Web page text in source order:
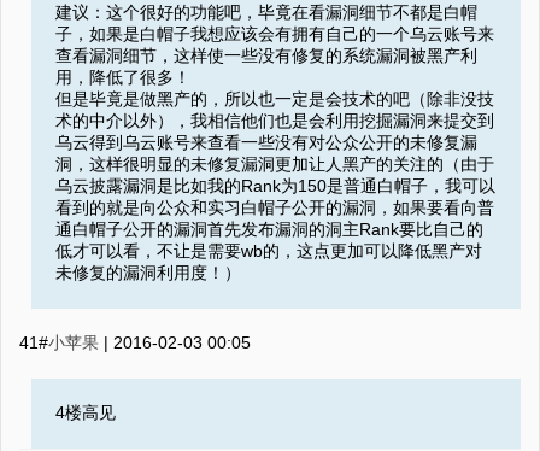
建议：这个很好的功能吧，毕竟在看漏洞细节不都是白帽
子，如果是白帽子我想应该会有拥有自己的一个乌云账号来
查看漏洞细节，这样使一些没有修复的系统漏洞被黑产利
用，降低了很多！
但是毕竟是做黑产的，所以也一定是会技术的吧（除非没技
术的中介以外），我相信他们也是会利用挖掘漏洞来提交到
乌云得到乌云账号来查看一些没有对公众公开的未修复漏
洞，这样很明显的未修复漏洞更加让人黑产的关注的（由于
乌云披露漏洞是比如我的Rank为150是普通白帽子，我可以
看到的就是向公众和实习白帽子公开的漏洞，如果要看向普
通白帽子公开的漏洞首先发布漏洞的洞主Rank要比自己的
低才可以看，不让是需要wb的，这点更加可以降低黑产对
未修复的漏洞利用度！）
41#小苹果 | 2016-02-03 00:05
4楼高见